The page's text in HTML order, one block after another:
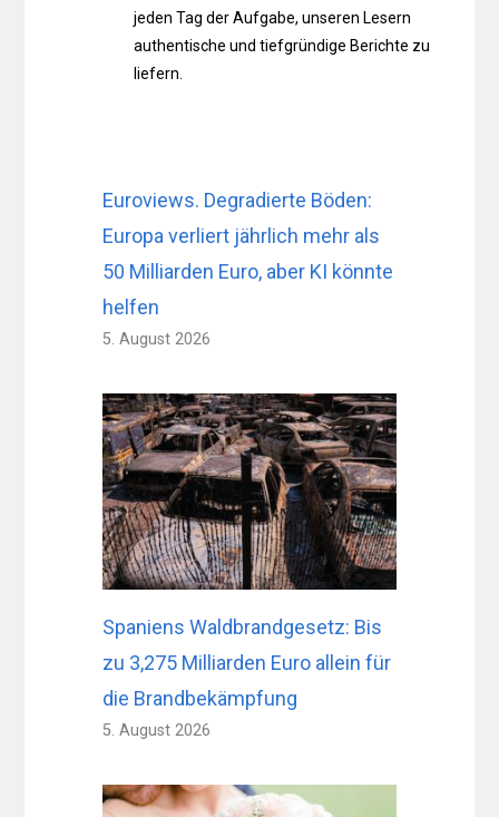
jeden Tag der Aufgabe, unseren Lesern
authentische und tiefgründige Berichte zu
liefern.
Euroviews. Degradierte Böden:
Europa verliert jährlich mehr als
50 Milliarden Euro, aber KI könnte
helfen
5. August 2026
Spaniens Waldbrandgesetz: Bis
zu 3,275 Milliarden Euro allein für
die Brandbekämpfung
5. August 2026